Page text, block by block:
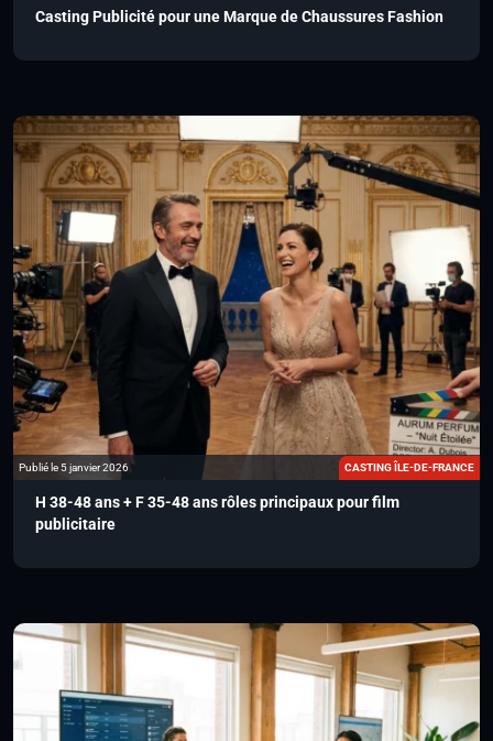
Casting Publicité pour une Marque de Chaussures Fashion
Publié le 5 janvier 2026 CASTING ÎLE-DE-FRANCE
H 38-48 ans + F 35-48 ans rôles principaux pour film
publicitaire